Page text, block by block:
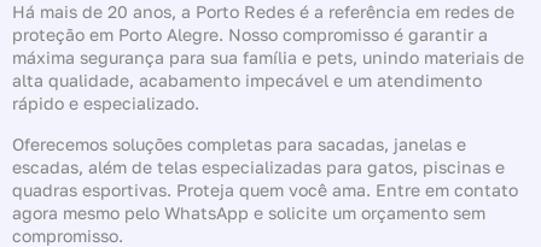
Há mais de 20 anos, a Porto Redes é a referência em redes de
proteção em Porto Alegre. Nosso compromisso é garantir a
máxima segurança para sua família e pets, unindo materiais de
alta qualidade, acabamento impecável e um atendimento
rápido e especializado.
Oferecemos soluções completas para sacadas, janelas e
escadas, além de telas especializadas para gatos, piscinas e
quadras esportivas. Proteja quem você ama. Entre em contato
agora mesmo pelo WhatsApp e solicite um orçamento sem
compromisso.